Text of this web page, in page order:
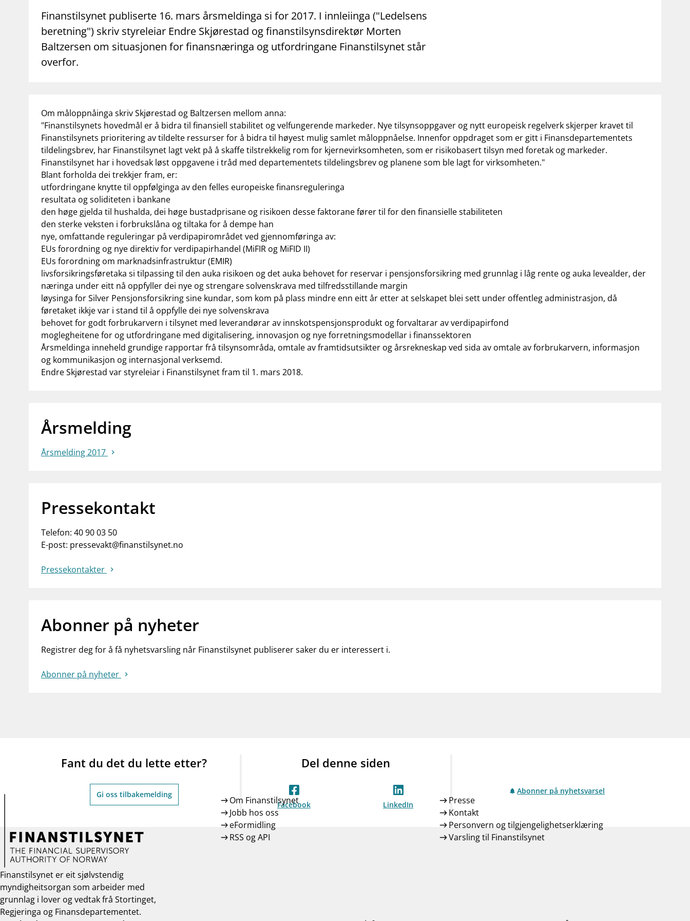
Finanstilsynet publiserte 16. mars årsmeldinga si for 2017. I innleiinga ("Ledelsens
beretning") skriv styreleiar Endre Skjørestad og finanstilsynsdirektør Morten
Baltzersen om situasjonen for finansnæringa og utfordringane Finanstilsynet står
overfor.
Om måloppnåinga skriv Skjørestad og Baltzersen mellom anna:
"Finanstilsynets hovedmål er å bidra til finansiell stabilitet og velfungerende markeder. Nye tilsynsoppgaver og nytt europeisk regelverk skjerper kravet til
Finanstilsynets prioritering av tildelte ressurser for å bidra til høyest mulig samlet måloppnåelse. Innenfor oppdraget som er gitt i Finansdepartementets
tildelingsbrev, har Finanstilsynet lagt vekt på å skaffe tilstrekkelig rom for kjernevirksomheten, som er risikobasert tilsyn med foretak og markeder.
Finanstilsynet har i hovedsak løst oppgavene i tråd med departementets tildelingsbrev og planene som ble lagt for virksomheten."
Blant forholda dei trekkjer fram, er:
utfordringane knytte til oppfølginga av den felles europeiske finansreguleringa
resultata og soliditeten i bankane
den høge gjelda til hushalda, dei høge bustadprisane og risikoen desse faktorane fører til for den finansielle stabiliteten
den sterke veksten i forbrukslåna og tiltaka for å dempe han
nye, omfattande reguleringar på verdipapirområdet ved gjennomføringa av:
EUs forordning og nye direktiv for verdipapirhandel (MiFIR og MiFID II)
EUs forordning om marknadsinfrastruktur (EMIR)
livsforsikringsføretaka si tilpassing til den auka risikoen og det auka behovet for reservar i pensjonsforsikring med grunnlag i låg rente og auka levealder, der
næringa under eitt nå oppfyller dei nye og strengare solvenskrava med tilfredsstillande margin
løysinga for Silver Pensjonsforsikring sine kundar, som kom på plass mindre enn eitt år etter at selskapet blei sett under offentleg administrasjon, då
føretaket ikkje var i stand til å oppfylle dei nye solvenskrava
behovet for godt forbrukarvern i tilsynet med leverandørar av innskotspensjonsprodukt og forvaltarar av verdipapirfond
moglegheitene for og utfordringane med digitalisering, innovasjon og nye forretningsmodellar i finanssektoren
Årsmeldinga inneheld grundige rapportar frå tilsynsområda, omtale av framtidsutsikter og årsrekneskap ved sida av omtale av forbrukarvern, informasjon
og kommunikasjon og internasjonal verksemd.
Endre Skjørestad var styreleiar i Finanstilsynet fram til 1. mars 2018.
Årsmelding
Årsmelding 2017
Pressekontakt
Telefon: 40 90 03 50
E-post: pressevakt@finanstilsynet.no
Pressekontakter
Abonner på nyheter
Registrer deg for å få nyhetsvarsling når Finanstilsynet publiserer saker du er interessert i.
Abonner på nyheter
Fant du det du lette etter?
Gi oss tilbakemelding
Del denne siden
Facebook LinkedIn
Abonner på nyhetsvarsel
Finanstilsynet er eit sjølvstendig
myndigheitsorgan som arbeider med
grunnlag i lover og vedtak frå Stortinget,
Regjeringa og Finansdepartementet.
Om Finanstilsynet
Presse
Jobb hos oss
Kontakt
eFormidling
Personvern og tilgjengelighetserklæring
RSS og API
Varsling til Finanstilsynet